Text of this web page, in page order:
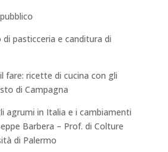
pasticceria e canditura di
fare: ricette di cucina con gli
di Campagna
agrumi in Italia e i cambiamenti
Barbera – Prof. di Colture
di Palermo